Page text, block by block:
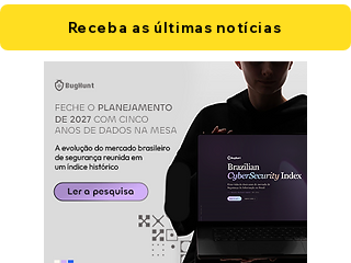
Receba as últimas notícias